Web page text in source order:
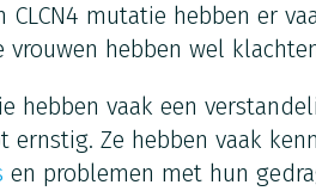
mutatie hebben er
hebben wel
hebben vaak een
Ze hebben vaak
en problemen met hun